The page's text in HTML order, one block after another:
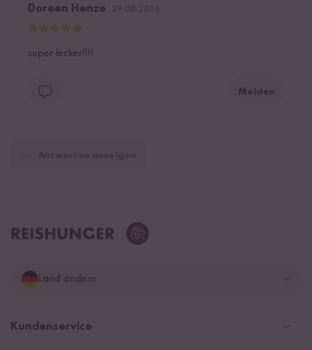
Doreen Henze
super lecker!!!!
Melden
Land ändern
Deutschland
Kundenservice